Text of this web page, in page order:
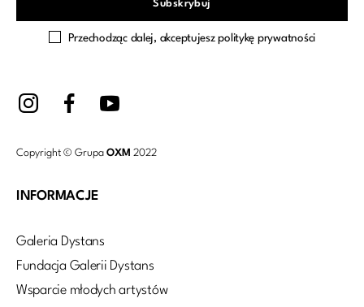
Przechodząc dalej, akceptujesz politykę prywatności
Copyright © Grupa OXM 2022
INFORMACJE
Galeria Dystans
Fundacja Galerii Dystans
Wsparcie młodych artystów